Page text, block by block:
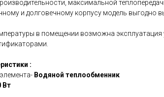
максимальной
и долговечному корпусу модель выгодно
в помещении возможна эксплуатация
:
Водяной теплообменник
Вт